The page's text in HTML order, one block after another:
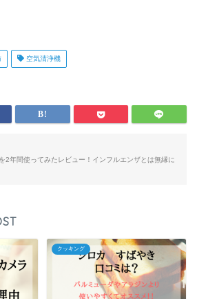
空気清浄機
2年間使ってみたレビュー！インフルエンザとは無縁に
クッキング